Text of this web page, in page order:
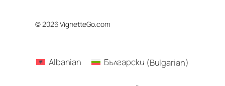
© 2026 VignetteGo.com
Albanian Български (Bulgarian)